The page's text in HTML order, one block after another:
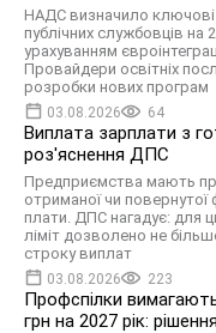
НАДС визначило ключові
публічних службовців на
урахуванням
Провайдери освітніх
розробки нових програм
03.08.2026 64
Виплата зарплати з
роз'яснення ДПС
Предприємства мають
отриманої чи повернутої
плати. ДПС нагадує: для
ліміт дозволено не
строку виплат
03.08.2026 223
Профспілки
грн на 2027 рік: